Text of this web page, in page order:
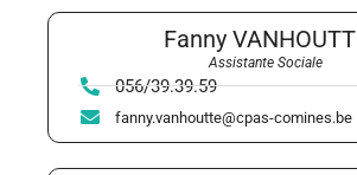
Fanny
Assistante Sociale
056/39.39.59
fanny.vanhoutte@cpas-comines.be